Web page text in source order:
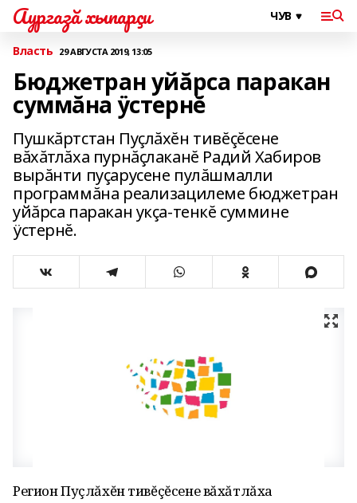
Аургазă хыпарçи
Власть 29 АВГУСТА 2019, 13:05
Бюджетран уйăрса паракан
суммăна ÿстернĕ
Пушкăртстан Пуçлăхĕн тивĕçĕсене
вăхăтлăха пурнăçлаканĕ Радий Хабиров
вырăнти пуçарусене пулăшмалли
программăна реализацилеме бюджетран
уйăрса паракан укçа-тенкĕ суммине
ÿстернĕ.
Регион Пуçлăхĕн тивĕçĕсене вăхăтлăха